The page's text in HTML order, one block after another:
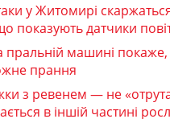
у Житомирі
показують датчики
машині покаже,
прання
з ревенем — не
в іншій частині